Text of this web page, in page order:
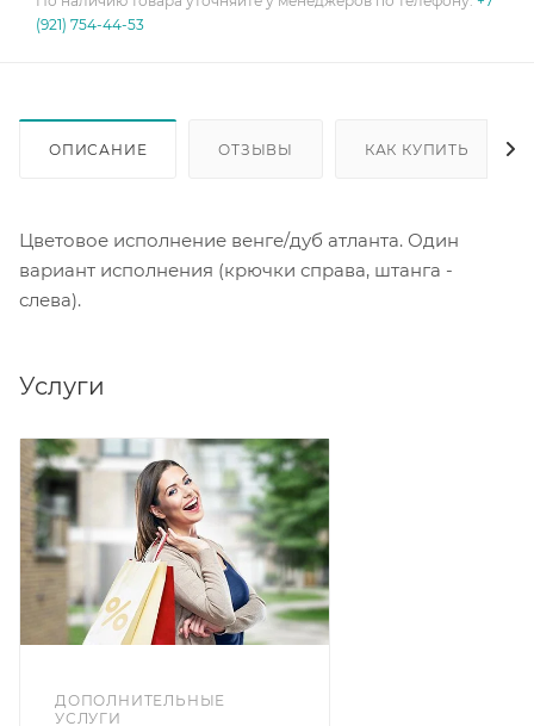
(921) 754-44-53
ОПИСАНИЕ ОТЗЫВЫ КАК КУПИТЬ
Цветовое исполнение венге/дуб атланта. Один
вариант исполнения (крючки справа, штанга -
слева).
Услуги
ДОПОЛНИТЕЛЬНЫЕ
УСЛУГИ